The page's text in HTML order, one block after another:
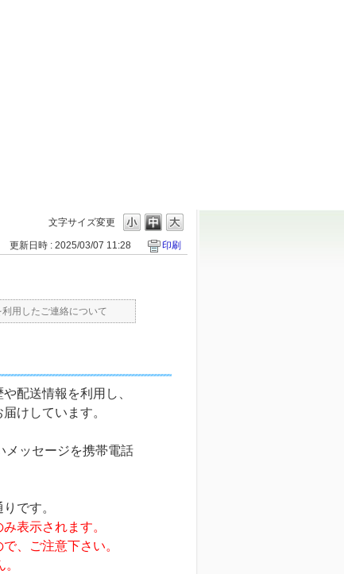
文字サイズ変更
更新日時 : 2025/03/07 11:28 印刷
利用したご連絡について
配送情報を利用し、
けしています。
メッセージを携帯電話
です。
表示されます。
、ご注意下さい。